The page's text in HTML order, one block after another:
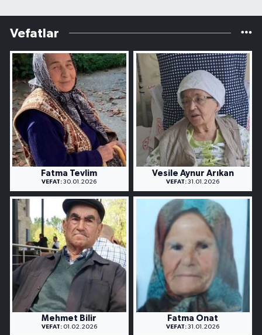
Vefatlar
Fatma Tevlim
VEFAT: 30.01.2026
Vesile Aynur Arıkan
VEFAT: 31.01.2026
Mehmet Bilir
VEFAT:01.02.2026
Fatma Onat
VEFAT: 31.01.2026